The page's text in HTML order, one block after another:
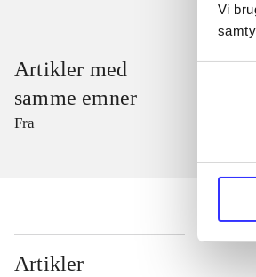
Vi
Artikler med
samme emner
Fra
Artikler